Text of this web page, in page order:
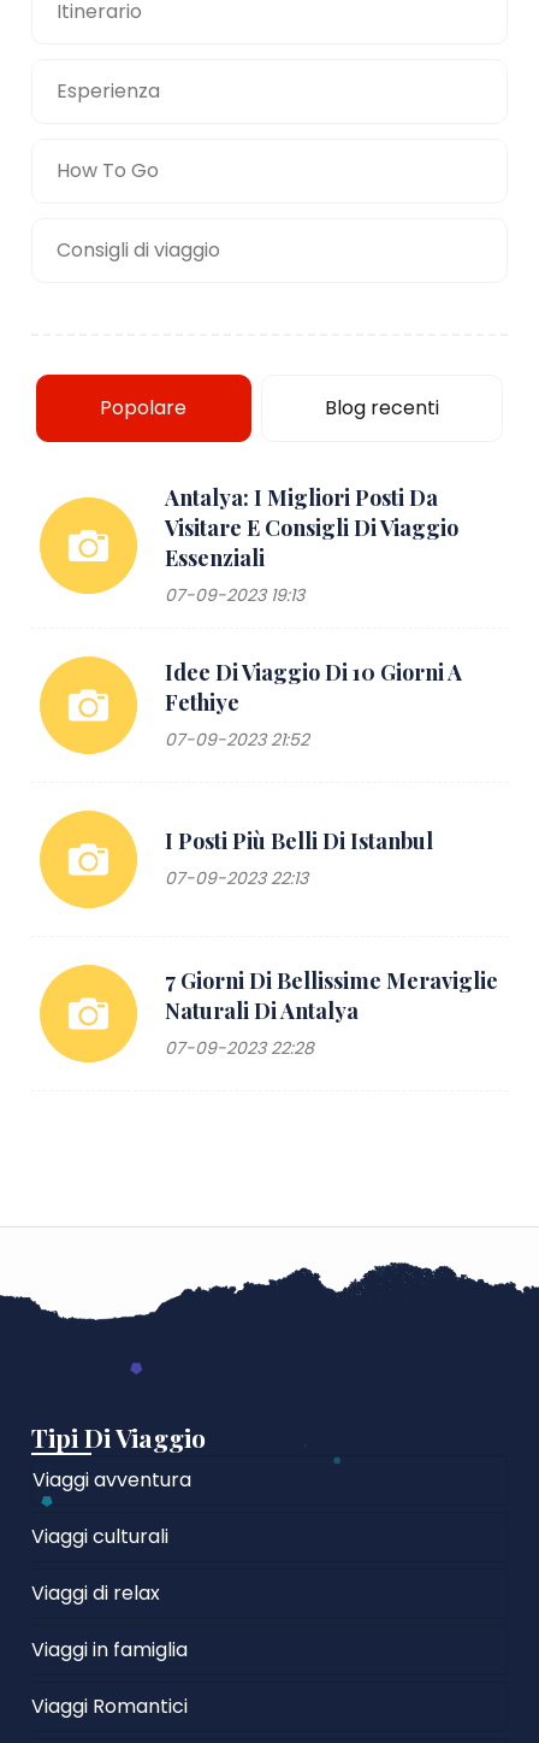
Itinerario
Esperienza
How To Go
Consigli di viaggio
Popolare Blog recenti
Antalya: I Migliori Posti Da
Visitare E Consigli Di Viaggio
Essenziali
07-09-2023 19:13
Idee Di Viaggio Di 10 Giorni A
Fethiye
07-09-2023 21:52
I Posti Più Belli Di Istanbul
07-09-2023 22:13
7 Giorni Di Bellissime Meraviglie
Naturali Di Antalya
07-09-2023 22:28
Tipi Di Viaggio
Viaggi avventura
Viaggi culturali
Viaggi di relax
Viaggi in famiglia
Viaggi Romantici